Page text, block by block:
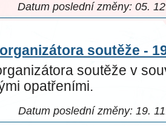
Datum poslední změny: 05.
soutěže -
soutěže v
opatřeními.
Datum poslední změny: 19.